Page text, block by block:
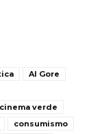
Al Gore
cinema verde
consumismo